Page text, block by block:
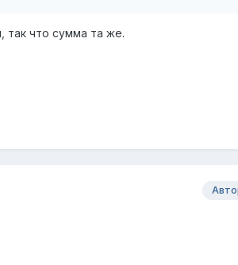
так что сумма та же.